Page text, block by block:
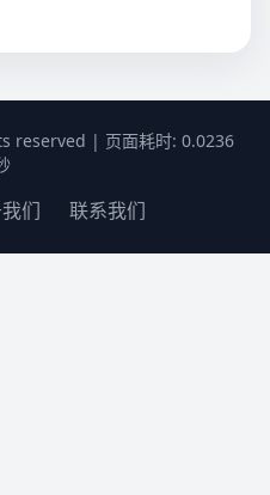
reserved | 页面耗时: 0.0236
们 联系我们